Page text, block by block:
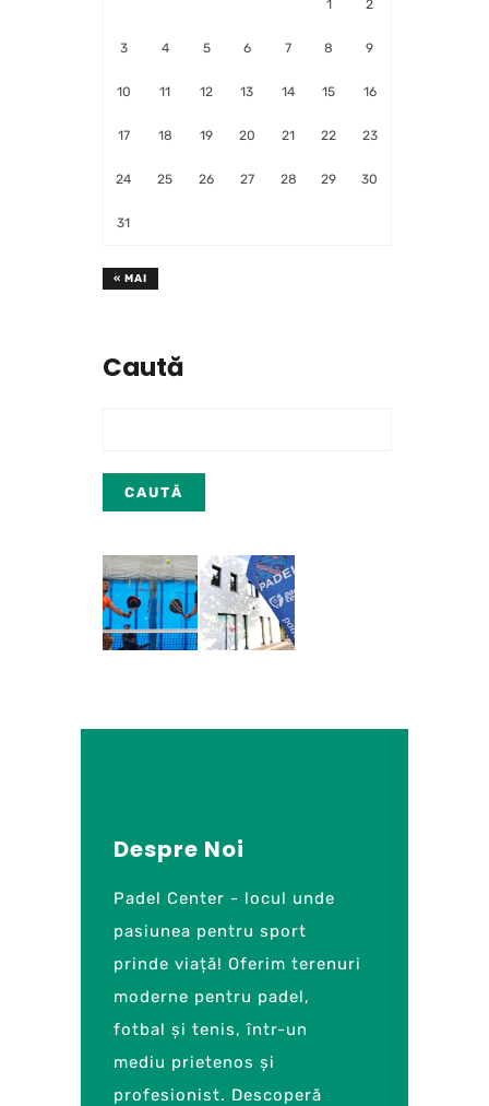
1 2
3 4 5 6 7 8 9
10 11 12 13 14 15 16
17 18 19 20 21 22 23
24 25 26 27 28 29 30
31
« MAI
Caută
Despre Noi
Padel Center - locul unde
pasiunea pentru sport
prinde viață! Oferim terenuri
moderne pentru padel,
fotbal și tenis, într-un
mediu prietenos și
profesionist. Descoperă